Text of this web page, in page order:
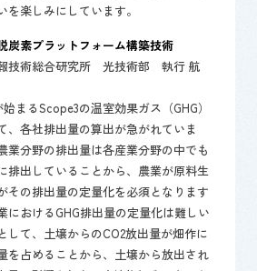
楽しみにしています。
炭素プラットフォーム構築技術
技術総合研究所 光技術部 執行 航
まるScope3の温室効果ガス（GHG）
、各社排出量の算出が急がれていま
業分野の排出量は各産業分野の中でも
排出していることから、農業が原料生
その排出量の定量化を必須となります
におけるGHG排出量の定量化は難しい
して、土壌からのCO2放出量が畑作に
を占めることから、土壌から放出され